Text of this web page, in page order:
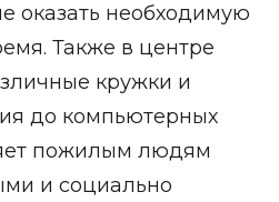
оказать необходимую
Также в центре
кружки и
до компьютерных
пожилым людям
и социально